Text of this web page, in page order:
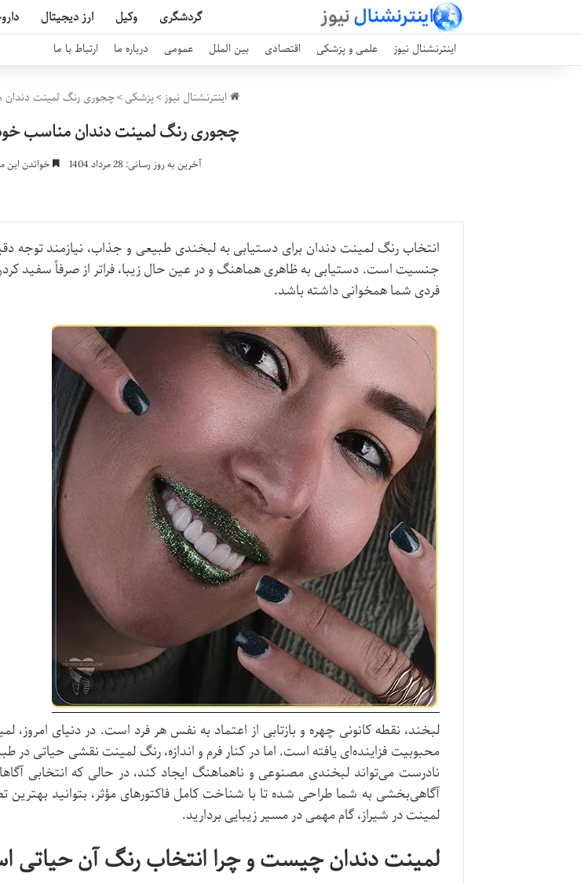
گردشگری وکیل ارز دیجیتال
اینترنشنال نیوز علمی و پزشکی اقتصادی بین الملل عمومی درباره ما ارتباط با ما
اینترنشنال نیوز>پزشکی>چجوری رنگ لمینت دندان
چجوری رنگ لمینت دندان مناسب
آخرین به روز رسانی: 28 مرداد 1404 خواندن این مطلب 12
انتخاب رنگ لمینت دندان برای دستیابی به لبخندی طبیعی و جذاب، نیازمند
جنسیت است. دستیابی به ظاهری هماهنگ و در عین حال زیبا، فراتر از صرفاً سفید
فردی شما همخوانی داشته باشد.
لبخند، نقطه کانونی چهره و بازتابی از اعتماد به نفس هر فرد است. در دنیای
محبوبیت فزاینده‌ای یافته است. اما در کنار فرم و اندازه، رنگ لمینت نقشی حیاتی
نادرست می‌تواند لبخندی مصنوعی و ناهماهنگ ایجاد کند، در حالی که انتخابی
آگاهی‌بخشی به شما طراحی شده تا با شناخت کامل فاکتورهای مؤثر، بتوانید بهترین
لمینت در شیراز، گام مهمی در مسیر زیبایی بردارید.
لمینت دندان چیست و چرا انتخاب رنگ آن حیاتی